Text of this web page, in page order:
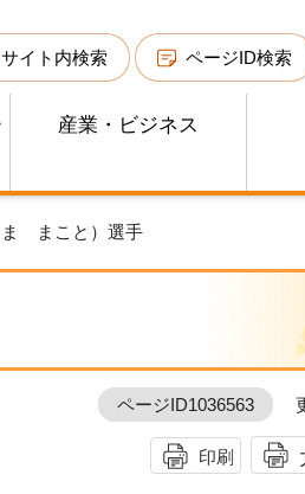
サイト内検索 ページID検索
産業・ビジネス
まこと）選手
ページID1036563 更
印刷